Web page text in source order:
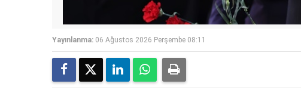
Yayınlanma: 06 Ağustos 2026 Perşembe 08:11